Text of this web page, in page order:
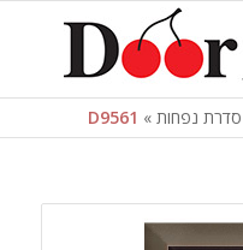
סדרת נפחות»
D9561